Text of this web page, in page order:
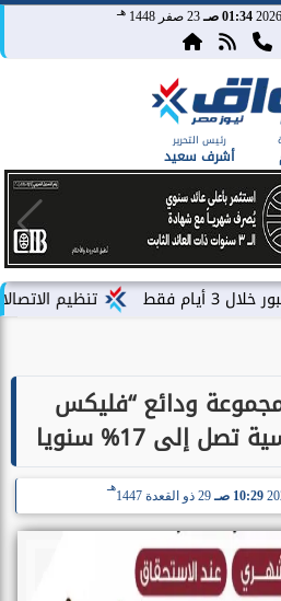
01:34 صـ 23 صفر 1448 هـ
رئيس التحرير
أشرف سعيد
تنظيم الاتصالات يصدر
ودائع “فليكس
إلى 17% سنويا
10:29 صـ 29 ذو القعدة 1447
هـ